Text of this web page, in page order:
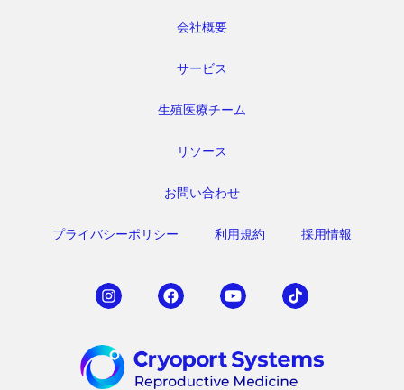
会社概要
サービス
生殖医療チーム
リソース
お問い合わせ
プライバシーポリシー 利用規約 採用情報